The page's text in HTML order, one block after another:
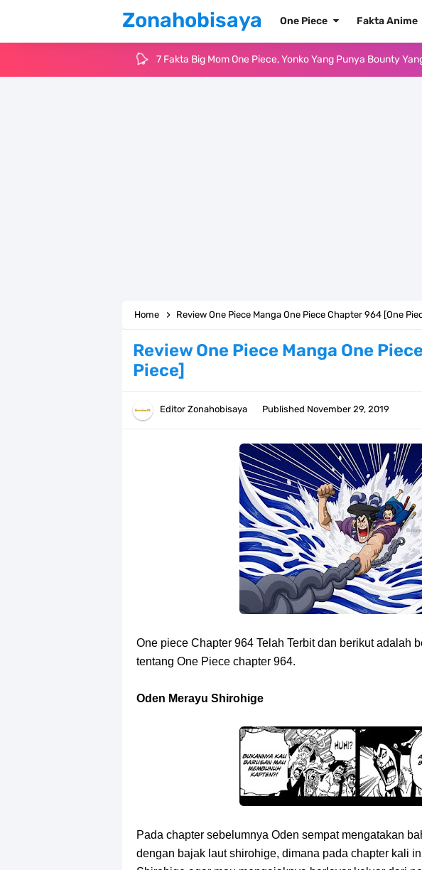
Zonahobisaya One Piece Fakta Anime
7 Fakta Big Mom One Piece, Yonko Yang Punya Bounty
Cara Daftar Danamon Mobile Banking, Mudah Banget Dan
7 Klub Pertama Yang Menjuarai Liga Champions, Apa Klub
Arti Bendera Palau, Negara Kepulauan Yang Berada Di
Cara Membuat Linktree Instagram, Sangat Mudah Untuk
7 Fakta Gaban One Piece, Orang Yang Telah Memberikan
Profil Slamet Rahardjo, Aktor Dengan Peran Penting
Resep Roti Panggang, Sangat Mudah Untuk Menjadi
Cara Bayar Akulaku Lewat Gopay, Sangat Mudah Dan
7 Fakta Queen One Piece, All Star Yang Jadi Penanggung
7 Fakta Brook One Piece, Mantan Kapten Yang Poster
7 Kapal Pesiar Terberat Di Dunia, Simbol Ambisi Industri
Arti Bendera Tanzania, Ada Di Afrika Dengan Bentang Alam
Home Review One Piece Manga One Piece Chapter 964 [One
Review One Piece Manga One
Piece]
Editor Zonahobisaya Published November 29, 2019
One piece Chapter 964 Telah Terbit dan berikut adalah
tentang One Piece chapter 964.
Oden Merayu Shirohige
Pada chapter sebelumnya Oden sempat mengatakan
dengan bajak laut shirohige, dimana pada chapter kali